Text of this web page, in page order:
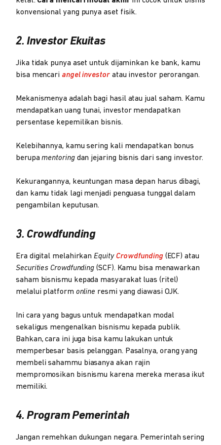
konvensional yang punya aset fisik.
2. Investor Ekuitas
Jika tidak punya aset untuk dijaminkan ke bank, kamu
bisa mencari angel investoratau investor perorangan.
Mekanismenya adalah bagi hasil atau jual saham. Kamu
mendapatkan uang tunai, investor mendapatkan
persentase kepemilikan bisnis.
Kelebihannya, kamu sering kali mendapatkan bonus
berupamentoringdan jejaring bisnis dari sang investor.
Kekurangannya, keuntungan masa depan harus dibagi,
dan kamu tidak lagi menjadi penguasa tunggal dalam
pengambilan keputusan.
3. Crowdfunding
Era digital melahirkanEquity Crowdfunding(ECF) atau
Securities Crowdfunding (SCF). Kamu bisa menawarkan
saham bisnismu kepada masyarakat luas (ritel)
melalui platform online resmi yang diawasi OJK.
Ini cara yang bagus untuk mendapatkan modal
sekaligus mengenalkan bisnismu kepada publik.
Bahkan, cara ini juga bisa kamu lakukan untuk
memperbesar basis pelanggan. Pasalnya, orang yang
membeli sahammu biasanya akan rajin
mempromosikan bisnismu karena mereka merasa ikut
memiliki.
4. Program Pemerintah
Jangan remehkan dukungan negara. Pemerintah sering